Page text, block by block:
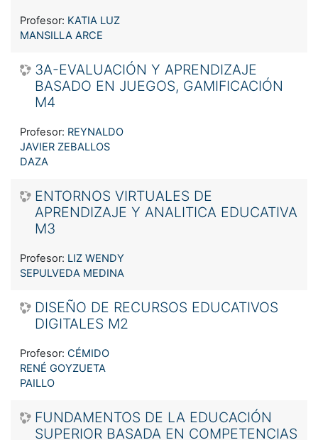
Profesor: KATIA LUZ
MANSILLA ARCE
3A-EVALUACIÓN Y APRENDIZAJE
BASADO EN JUEGOS, GAMIFICACIÓN
M4
Profesor: REYNALDO
JAVIER ZEBALLOS
DAZA
ENTORNOS VIRTUALES DE
APRENDIZAJE Y ANALITICA EDUCATIVA
M3
Profesor: LIZ WENDY
SEPULVEDA MEDINA
DISEÑO DE RECURSOS EDUCATIVOS
DIGITALES M2
Profesor: CÉMIDO
RENÉ GOYZUETA
PAILLO
FUNDAMENTOS DE LA EDUCACIÓN
SUPERIOR BASADA EN COMPETENCIAS